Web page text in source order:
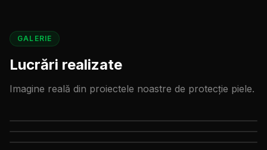
GALERIE
Lucrări realizate
Imagine reală din proiectele noastre de protecție piele.